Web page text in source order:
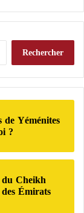
R
h
e
c
h
e
r
:
Yéménites
?
Cheikh
Émirats